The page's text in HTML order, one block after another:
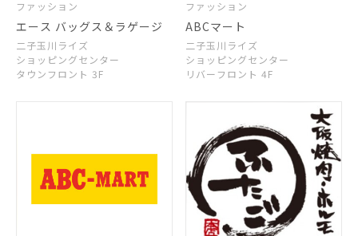
ファッション
エース バッグス＆ラゲージ
二子玉川ライズ
ショッピングセンター
タウンフロント 3F
ファッション
ABCマート
二子玉川ライズ
ショッピングセンター
リバーフロント 4F